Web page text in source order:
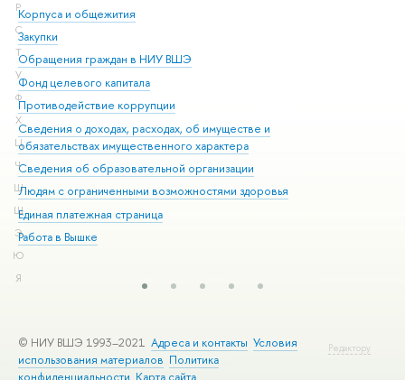
Р
С
Т
У
Ф
Х
Ц
Ч
Ш
Щ
Э
Ю
Я
Корпуса и общежития
Закупки
Обращения граждан в НИУ ВШЭ
Фонд целевого капитала
Противодействие коррупции
Сведения о доходах, расходах, об имуществе и
обязательствах имущественного характера
Сведения об образовательной организации
Людям с ограниченными возможностями здоровья
Единая платежная страница
Работа в Вышке
Редактору
© НИУ ВШЭ 1993–2021 Адреса и контакты Условия
использования материалов Политика
конфиденциальности Карта сайта